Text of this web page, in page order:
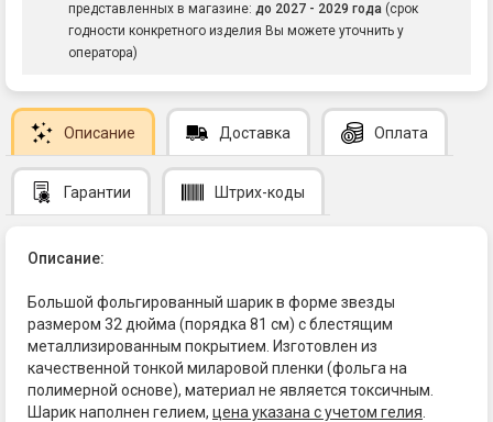
представленных в магазине: до 2027 - 2029 года (срок
годности конкретного изделия Вы можете уточнить у
оператора)
Описание Доставка Оплата
Гарантии Штрих-коды
Описание:
Большой фольгированный шарик в форме звезды
размером 32 дюйма (порядка 81 см) с блестящим
металлизированным покрытием. Изготовлен из
качественной тонкой миларовой пленки (фольга на
полимерной основе), материал не является токсичным.
Шарик наполнен гелием, цена указана с учетом гелия